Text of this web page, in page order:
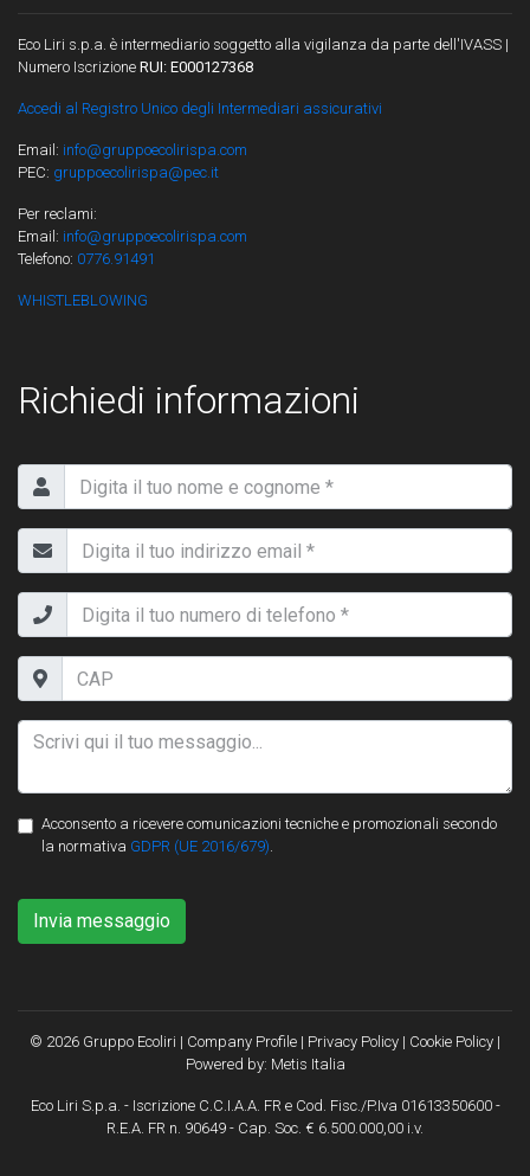
Eco Liri s.p.a. è intermediario soggetto alla vigilanza da parte dell'IVASS |
Numero Iscrizione RUI: E000127368
Accedi al Registro Unico degli Intermediari assicurativi
Email: info@gruppoecolirispa.com
PEC: gruppoecolirispa@pec.it
Per reclami:
Email: info@gruppoecolirispa.com
Telefono: 0776.91491
WHISTLEBLOWING
Richiedi informazioni
Acconsento a ricevere comunicazioni tecniche e promozionali secondo
la normativa GDPR (UE 2016/679).
Invia messaggio
© 2026 Gruppo Ecoliri | Company Profile | Privacy Policy | Cookie Policy |
Powered by: Metis Italia
Eco Liri S.p.a. - Iscrizione C.C.I.A.A. FR e Cod. Fisc./P.Iva 01613350600 -
R.E.A. FR n. 90649 - Cap. Soc. € 6.500.000,00 i.v.